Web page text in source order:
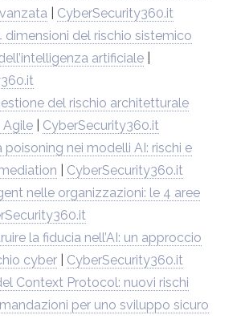
CyberSecurity360.it
dimensioni del rischio sistemico
artificiale
del rischio architetturale
Agile
CyberSecurity360.it
poisoning nei modelli AI: rischi e
CyberSecurity360.it
nelle organizzazioni: le 4 aree
la fiducia nell’AI: un approccio
cyber
CyberSecurity360.it
Context Protocol: nuovi rischi
per uno sviluppo sicuro